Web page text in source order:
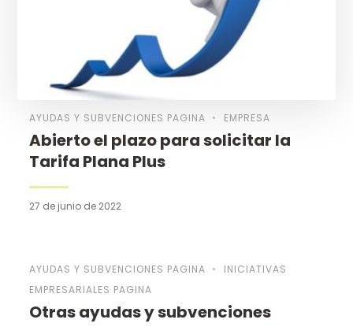
AYUDAS Y SUBVENCIONES PAGINA EMPRESA
Abierto el plazo para solicitar la
Tarifa Plana Plus
27 de junio de 2022
AYUDAS Y SUBVENCIONES PAGINA
INICIATIVAS
EMPRESARIALES PAGINA
Otras ayudas y subvenciones